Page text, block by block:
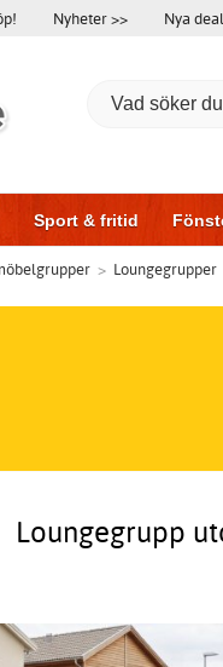
Nyheter >> Nya
Sport & fritid
Garageportar Bil &
> Loungegrupper
Loungegrupp